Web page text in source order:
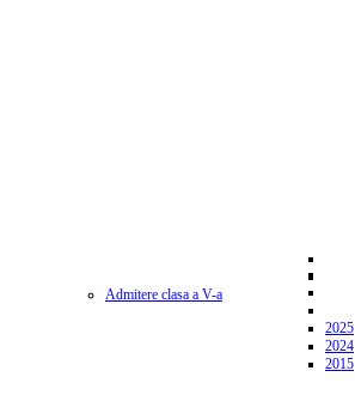
Admitere clasa a V-a
2025
2024
2015